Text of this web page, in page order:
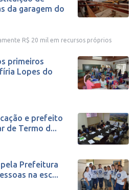
da garagem do
R$ 20 mil em recursos próprios
primeiros
Lopes do
e prefeito
de Termo d...
Prefeitura
na esc...